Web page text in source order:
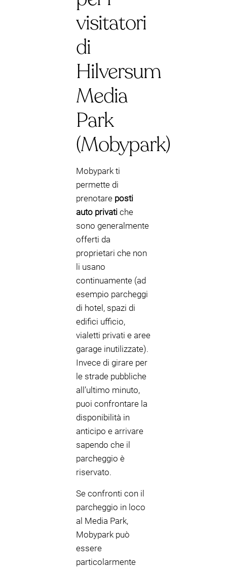
visitatori
di
Hilversum
Media
Park
(Mobypark)
Mobypark ti
permette di
prenotare posti
auto privati che
sono generalmente
offerti da
proprietari che non
li usano
continuamente (ad
esempio parcheggi
di hotel, spazi di
edifici ufficio,
vialetti privati e aree
garage inutilizzate).
Invece di girare per
le strade pubbliche
all’ultimo minuto,
puoi confrontare la
disponibilità in
anticipo e arrivare
sapendo che il
parcheggio è
riservato.
Se confronti con il
parcheggio in loco
al Media Park,
Mobypark può
essere
particolarmente